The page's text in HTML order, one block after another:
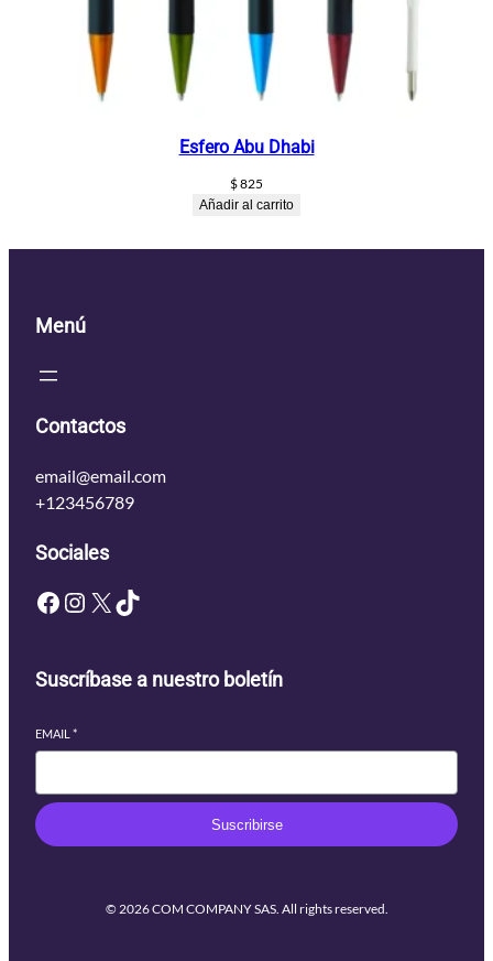
Esfero Abu Dhabi
$825
Añadir al carrito
Menú
Contactos
email@email.com
+123456789
Sociales
Facebook Instagram X TikTok
Suscríbase a nuestro boletín
EMAIL *
Suscribirse
© 2026 COM COMPANY SAS. All rights reserved.